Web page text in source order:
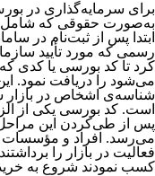
برای سرمایه‌گذاری در
به‌صورت حقوقی که شامل
ابتدا پس از ثبت‌نام در
رسمی که مورد تأیید
کرد تا کد بورسی یا کدی
می‌شود را دریافت نمود.
شناسه‌ی اشخاص در
است. کد بورسی یکی از
پس از طی‌کردن این مراحل
می‌رسد. افراد و مؤسسات
فعالیت در بازار را
کسب نمودند شروع به